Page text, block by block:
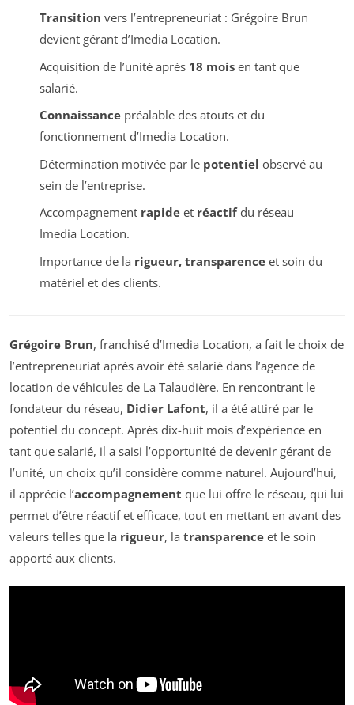
Transition vers l’entrepreneuriat : Grégoire Brun
devient gérant d’Imedia Location.
Acquisition de l’unité après 18 moisen tant que
salarié.
Connaissancepréalable des atouts et du
fonctionnement d’Imedia Location.
Détermination motivée par le potentiel observé au
sein de l’entreprise.
Accompagnement rapideet réactifdu réseau
Imedia Location.
Importance de la rigueur, transparenceet soin du
matériel et des clients.
Grégoire Brun, franchisé d’Imedia Location, a fait le choix de
l’entrepreneuriat après avoir été salarié dans l’agence de
location de véhicules de La Talaudière. En rencontrant le
fondateur du réseau, Didier Lafont, il a été attiré par le
potentiel du concept. Après dix-huit mois d’expérience en
tant que salarié, il a saisi l’opportunité de devenir gérant de
l’unité, un choix qu’il considère comme naturel. Aujourd’hui,
il apprécie l’accompagnement que lui offre le réseau, qui lui
permet d’être réactif et efficace, tout en mettant en avant des
valeurs telles que la rigueur, la transparence et le soin
apporté aux clients.